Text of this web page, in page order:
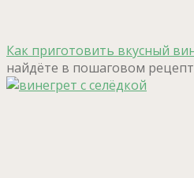
Как приготовить вкусный
найдёте в пошаговом